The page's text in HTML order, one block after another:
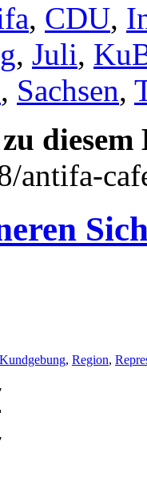
, CDU,
, Juli,
, Sachsen,
antifa-
, Region,